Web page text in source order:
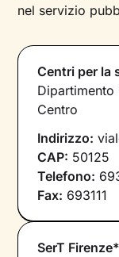
nel servizio
Centri per la
Dipartimento
Centro
Indirizzo:
CAP: 50125
Telefono:
Fax: 693111
SerT Firenze*